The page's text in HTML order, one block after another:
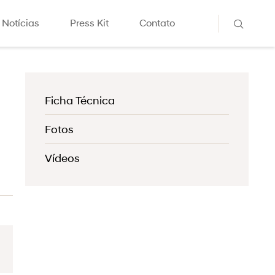
Notícias Press Kit Contato
Ficha Técnica
Fotos
Vídeos